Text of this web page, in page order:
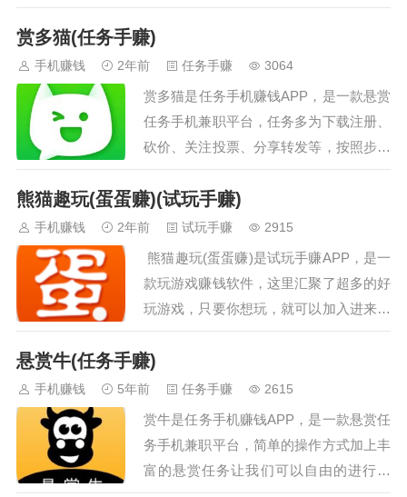
一赚，都是0撸，有空闲时间想做就做。
这年头软件层出不穷，与其玩千个百个软
件，不如玩好一个。与其畏畏缩缩玩资金
盘，不如老老实实玩它，0撸赚。能到你
手的钱才是你的钱。…
赏多猫(任务手赚)
手机赚钱 2年前 任务手赚 3064
赏多猫是任务手机赚钱APP，是一款悬赏
任务手机兼职平台，任务多为下载注册、
砍价、关注投票、分享转发等，按照步骤
操作即可完成。悬赏佣金托管至悬赏猫平
台，任务完成审核发奖。…
熊猫趣玩(蛋蛋赚)(试玩手赚)
手机赚钱 2年前 试玩手赚 2915
熊猫趣玩(蛋蛋赚)是试玩手赚APP，是一
款玩游戏赚钱软件，这里汇聚了超多的好
玩游戏，只要你想玩，就可以加入进来，
轻松赚红包，任何时候都可以加入进来，
零花钱不用愁，利用好自己的空闲时间即
可，放松身心，排忧解压，任务简单，动
动手指就可以完成，相应的佣金丰厚，还
有各种福利活动等你来参与，福利满满，
感兴趣的朋友快快来加入吧！…
悬赏牛(任务手赚)
手机赚钱 5年前 任务手赚 2615
赏牛是任务手机赚钱APP，是一款悬赏任
务手机兼职平台，简单的操作方式加上丰
富的悬赏任务让我们可以自由的进行选